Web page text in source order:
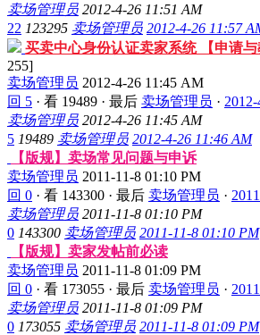
卖场管理员 2012-4-26 11:51 AM
22 123295 卖场管理员 2012-4-26 11:57
买卖中心身份认证卖家系统 【申请与
255]
卖场管理员 2012-4-26 11:45 AM
回 5 · 看 19489 · 最后 卖场管理员 ·
卖场管理员 2012-4-26 11:45 AM
5 19489 卖场管理员 2012-4-26 11:46 AM
【版规】卖场常见问题与申诉
卖场管理员 2011-11-8 01:10 PM
回 0 · 看 143300 · 最后 卖场管理员 ·
卖场管理员 2011-11-8 01:10 PM
0 143300 卖场管理员 2011-11-8 01:10 PM
【版规】卖家发帖前必读
卖场管理员 2011-11-8 01:09 PM
回 0 · 看 173055 · 最后 卖场管理员 ·
卖场管理员 2011-11-8 01:09 PM
0 173055 卖场管理员 2011-11-8 01:09 PM